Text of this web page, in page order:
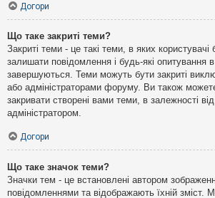
Догори
Що таке закриті теми?
Закриті теми - це такі теми, в яких
залишати повідомлення і будь-які опитування
завершуються. Теми можуть бути закриті
або адміністраторами форуму. Ви також
закривати створені вами теми, в залежності
адміністратором.
Догори
Що таке значок теми?
Значки тем - це встановлені автором
повідомленнями та відображають їхній зміст.